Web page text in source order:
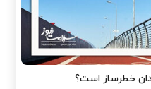
خطرساز است؟